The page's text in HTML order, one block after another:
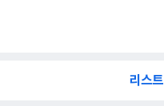
리스트